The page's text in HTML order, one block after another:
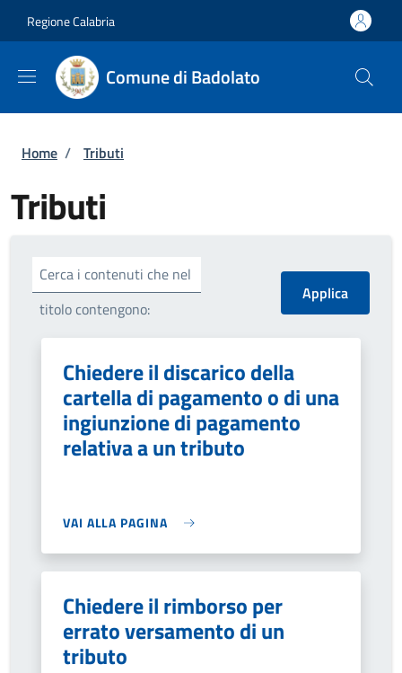
Regione Calabria
Comune di Badolato
Briciole di pane
Home / Tributi
Tributi
Cerca i contenuti che nel
titolo contengono:
Chiedere il discarico della
cartella di pagamento o di una
ingiunzione di pagamento
relativa a un tributo
VAI ALLA PAGINA
Chiedere il rimborso per
errato versamento di un
tributo